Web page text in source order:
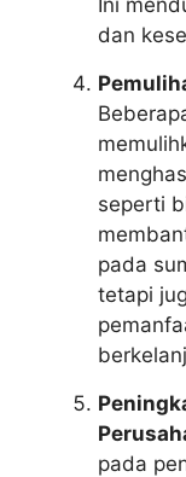
dan
seperti
pada
tetapi
pada